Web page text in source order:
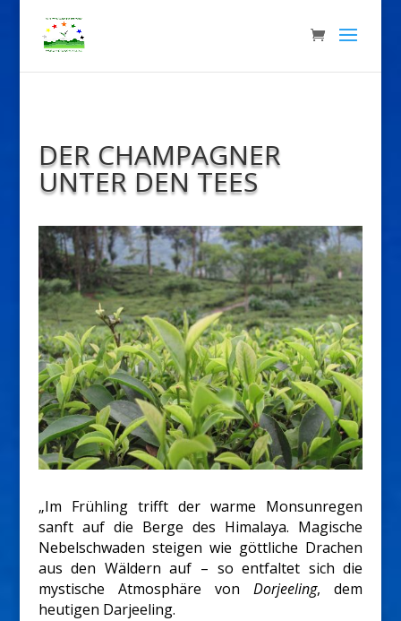
DER CHAMPAGNER
UNTER DEN TEES
„Im Frühling trifft der warme Monsunregen
sanft auf die Berge des Himalaya. Magische
Nebelschwaden steigen wie göttliche Drachen
aus den Wäldern auf – so entfaltet sich die
mystische Atmosphäre vonDorjeeling, dem
heutigen Darjeeling.